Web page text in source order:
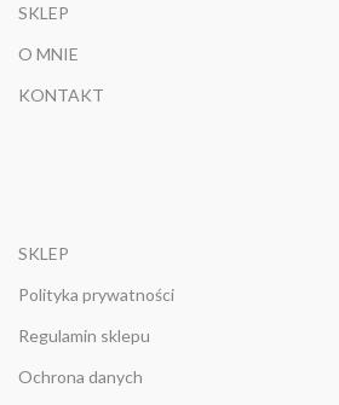
SKLEP
O MNIE
KONTAKT
SKLEP
Polityka prywatności
Regulamin sklepu
Ochrona danych